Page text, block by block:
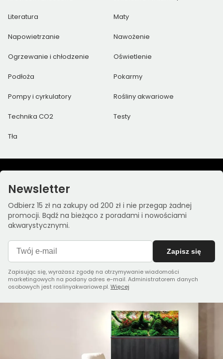
Literatura Maty
Napowietrzanie Nawożenie
Ogrzewanie i chłodzenie Oświetlenie
Podłoża Pokarmy
Pompy i cyrkulatory Rośliny akwariowe
Technika CO2 Testy
Tła
Newsletter
Odbierz 15 zł na zakupy od 200 zł i nie przegap żadnej
promocji. Bądź na bieżąco z poradami i nowościami
akwarystycznymi.
Zapisz się
Zapisując się, wyrażasz zgodę na otrzymywanie wiadomości
marketingowych na podany adres e-mail. Administratorem danych
osobowych jest roslinyakwariowe.pl.Więcej